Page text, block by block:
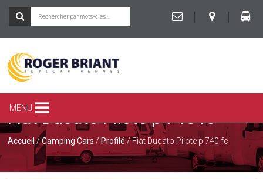
|
|
ROGER
BRIANT
SPÉCIALISTE
CAMPING-
CAR
LA
MENU
Fiat Ducato Pilote p 740 fc
Accueil/Camping Cars / Profilé/ Fiat Ducato Pilote p 740 fc